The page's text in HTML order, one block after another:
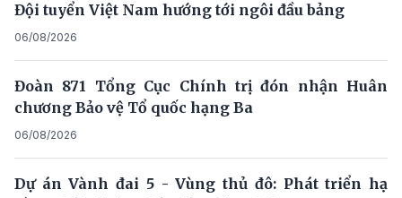
Đội tuyển Việt Nam hướng tới ngôi đầu bảng
06/08/2026
Đoàn 871 Tổng Cục Chính trị đón nhận Huân
chương Bảo vệ Tổ quốc hạng Ba
06/08/2026
Dự án Vành đai 5 - Vùng thủ đô: Phát triển hạ